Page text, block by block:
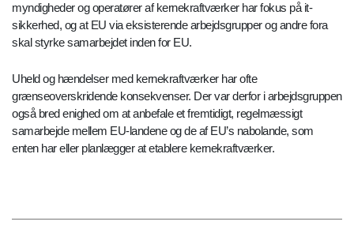
myndigheder og operatører af kernekraftværker har fokus på it-
sikkerhed, og at EU via eksisterende arbejdsgrupper og andre fora
skal styrke samarbejdet inden for EU.
Uheld og hændelser med kernekraftværker har ofte
grænseoverskridende konsekvenser. Der var derfor i arbejdsgruppen
også bred enighed om at anbefale et fremtidigt, regelmæssigt
samarbejde mellem EU-landene og de af EU’s nabolande, som
enten har eller planlægger at etablere kernekraftværker.